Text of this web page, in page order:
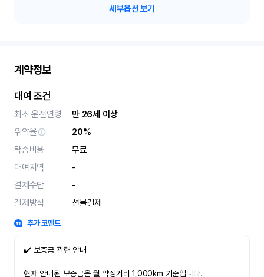
세부옵션 보기
계약정보
대여 조건
최소 운전연령
만 26세 이상
위약율
20%
탁송비용
무료
대여지역
-
결제수단
-
결제방식
선불결제
추가 코멘트
✔️ 보증금 관련 안내
현재 안내된 보증금은 월 약정거리 1,000km 기준입니다.